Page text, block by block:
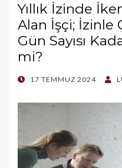
Yıllık İzinde
Alan İşçi; İzinle
Gün Sayısı
mi?
POSTED
17 TEMMUZ 2024